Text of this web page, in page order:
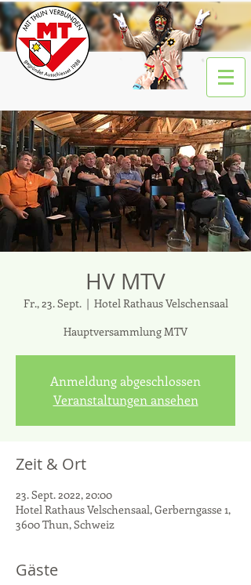
HV MTV
Fr., 23. Sept.
  |
Hotel Rathaus Velschensaal
Hauptversammlung MTV
Anmeldung abgeschlossen
Veranstaltungen ansehen
Zeit & Ort
23. Sept. 2022, 20:00
Hotel Rathaus Velschensaal, Gerberngasse 1,
3600 Thun, Schweiz
Gäste